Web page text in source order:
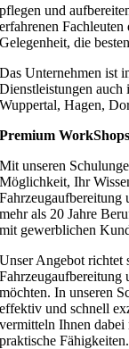
pflegen und
erfahrenen
Gelegenheit, die
Das Unternehmen ist
Dienstleistungen auch
Wuppertal, Hagen,
Premium WorkShops
Mit unseren
Möglichkeit, Ihr
mehr als 20 Jahre
mit gewerblichen
Unser Angebot richtet
Fahrzeugaufbereitung
möchten. In unseren
effektiv und schnell
vermitteln Ihnen dabei
praktische Fähigkeiten.